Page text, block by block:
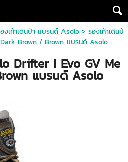
งเท้าเดินป่า แบรนด์ Asolo> รองเท้าเดินป่
Brown / Brown แบรนด์ Asolo
Drifter I Evo GV Me
แบรนด์ Asolo